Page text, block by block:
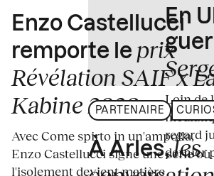
Enzo Castellucci
remporte le prix
Révélation SAIF x
Kabine 2026
Avec Come spirto in un'ampolla,
Enzo Castellucci signe une série où
l'isolement devient matière
PARTENAIRE
À Arles,les
En
Loin de
regard
dernier